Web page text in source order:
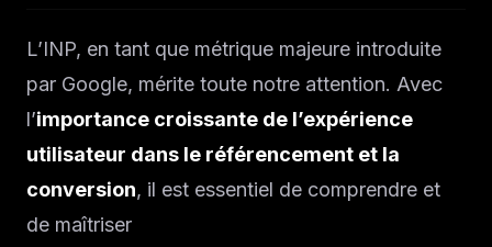
L’INP, en tant que métrique majeure introduite
par Google, mérite toute notre attention. Avec
l’importance croissante de l’expérience
utilisateur dans le référencement et la
conversion, il est essentiel de comprendre et
de maîtriser